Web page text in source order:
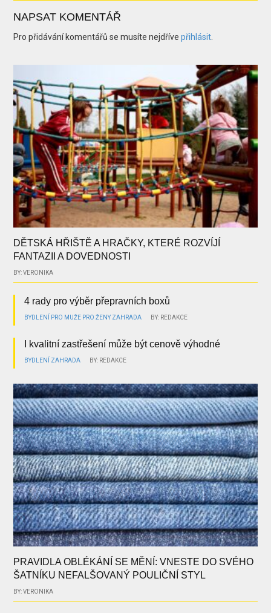
NAPSAT KOMENTÁŘ
Pro přidávání komentářů se musíte nejdřívepřihlásit
DĚTSKÁ HŘIŠTĚ A HRAČKY, KTERÉ ROZVÍJÍ
FANTAZII A DOVEDNOSTI
BY: VERONIKA
4 rady pro výběr přepravních boxů
BYDLENÍ PRO MUŽE PRO ŽENY ZAHRADA BY: REDAKCE
I kvalitní zastřešení může být cenově výhodné
BYDLENÍ ZAHRADA BY: REDAKCE
PRAVIDLA OBLÉKÁNÍ SE MĚNÍ: VNESTE DO SVÉHO
ŠATNÍKU NEFALŠOVANÝ POULIČNÍ STYL
BY: VERONIKA